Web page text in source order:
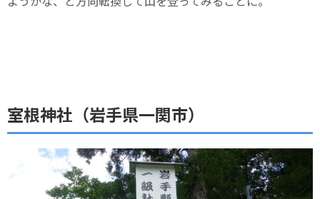
室根神社（岩手県一関市）